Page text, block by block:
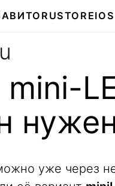
АВИТО RUSTORE
уже через